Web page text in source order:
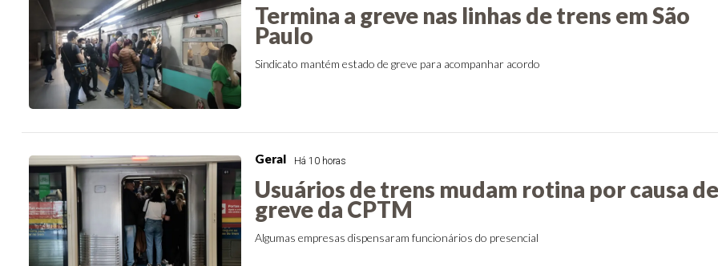
Termina a greve nas linhas de trens em São
Paulo
Sindicato mantém estado de greve para acompanhar acordo
Geral Há 10 horas
Usuários de trens mudam rotina por causa
greve da CPTM
Algumas empresas dispensaram funcionários do presencial